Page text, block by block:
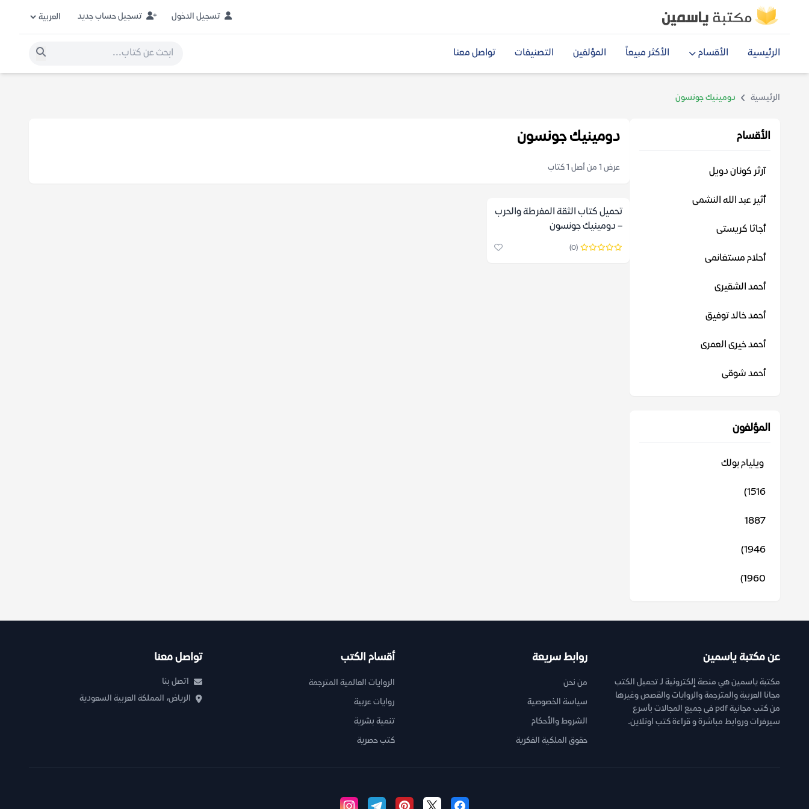
تسجيل الدخول تسجيل حساب جديد
الرئيسية الأقسام الأكثر مبيعاً المؤلفين التصنيفات تواصل معنا
الرئيسية دومينيك جونسون
الأقسام
آرثر كونان دويل
أثير عبد الله النشمى
أجاثا كريستى
أحلام مستغانمى
أحمد الشقيرى
أحمد خالد توفيق
أحمد خيرى العمرى
أحمد شوقى
المؤلفون
‬ ويليام بولك
1516)
1887
1946)
1960)
دومينيك جونسون
عرض 1 من أصل 1 كتاب
تحميل كتاب الثقة المفرطة والحرب
– دومينيك جونسون
(0)
عن مكتبة ياسمين
مكتبة ياسمين هي منصة إلكترونية لـ تحميل الكتب
مجانا العربية والمترجمة والروايات والقصص وغيرها
من كتب مجانية pdf فى جميع المجالات بأسرع
سيرفرات وروابط مباشرة و قراءة كتب اونلاين.
روابط سريعة
من نحن
سياسة الخصوصية
الشروط والأحكام
حقوق الملكية الفكرية
أقسام الكتب
الروايات العالمية المترجمة
روايات عربية
تنمية بشرية
كتب حصرية
تواصل معنا
اتصل بنا
الرياض، المملكة العربية السعودية